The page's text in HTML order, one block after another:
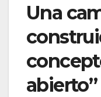
Una
abierto”